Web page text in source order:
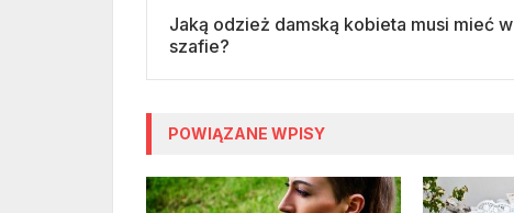
Jaką odzież damską kobieta musi mieć w
szafie?
POWIĄZANE WPISY